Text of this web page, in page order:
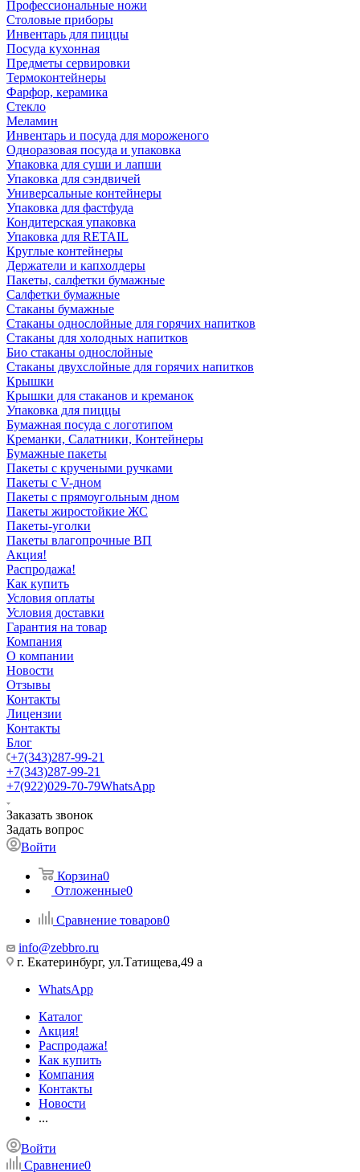
Профессиональные ножи
Столовые приборы
Инвентарь для пиццы
Посуда кухонная
Предметы сервировки
Термоконтейнеры
Фарфор, керамика
Стекло
Меламин
Инвентарь и посуда для мороженого
Одноразовая посуда и упаковка
Упаковка для суши и лапши
Упаковка для сэндвичей
Универсальные контейнеры
Упаковка для фастфуда
Кондитерская упаковка
Упаковка для RETAIL
Круглые контейнеры
Держатели и капхолдеры
Пакеты, салфетки бумажные
Салфетки бумажные
Стаканы бумажные
Стаканы однослойные для горячих напитков
Стаканы для холодных напитков
Био стаканы однослойные
Стаканы двухслойные для горячих напитков
Крышки
Крышки для стаканов и креманок
Упаковка для пиццы
Бумажная посуда с логотипом
Креманки, Салатники, Контейнеры
Бумажные пакеты
Пакеты с кручеными ручками
Пакеты с V-дном
Пакеты с прямоугольным дном
Пакеты жиростойкие ЖС
Пакеты-уголки
Пакеты влагопрочные ВП
Акция!
Распродажа!
Как купить
Условия оплаты
Условия доставки
Гарантия на товар
Компания
О компании
Новости
Отзывы
Контакты
Лицензии
Контакты
Блог
+7(343)287-99-21
+7(343)287-99-21
+7(922)029-70-79WhatsApp
Заказать звонок
Задать вопрос
Войти
Корзина0
Отложенные0
Сравнение товаров0
info@zebbro.ru
г. Екатеринбург, ул.Татищева,49 а
WhatsApp
Каталог
Акция!
Распродажа!
Как купить
Компания
Контакты
Новости
...
Войти
Сравнение0